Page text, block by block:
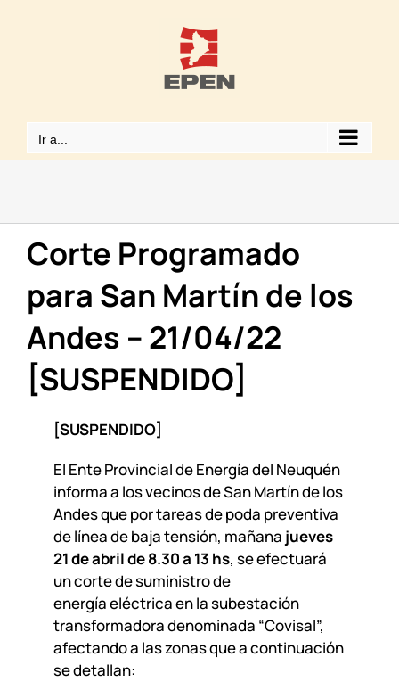
Ir a...
Corte Programado
para San Martín de los
Andes – 21/04/22
[SUSPENDIDO]
[SUSPENDIDO]
El Ente Provincial de Energía del Neuquén
informa a los vecinos de San Martín de los
Andes que por tareas de poda preventiva
de línea de baja tensión, mañana jueves
21 de abril de 8.30 a 13 hs, se efectuará
un corte de suministro de
energía eléctrica en la subestación
transformadora denominada “Covisal”,
afectando a las zonas que a continuación
se detallan: